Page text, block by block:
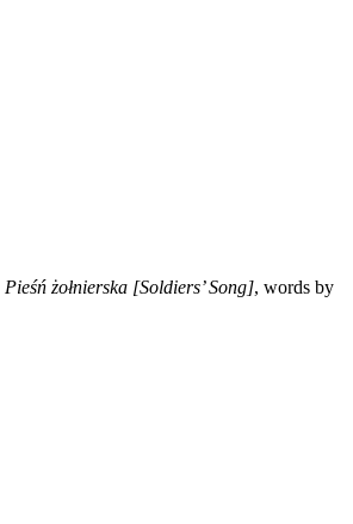
Pieśń żołnierska [Soldiers’ Song], words by